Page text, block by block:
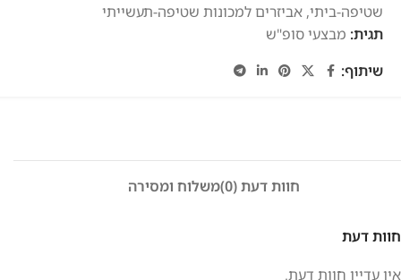
שטיפה-ביתי, אביזרים למכונות שטיפה-תעשייתי
תגית: מבצעי סופ"ש
שיתוף:
חוות דעת (0) משלוח ומסירה
חוות דעת
אין עדיין חוות דעת.